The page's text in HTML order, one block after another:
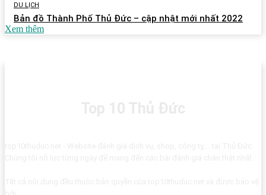
DU LỊCH
Bản đồ Thành Phố Thủ Đức – cập nhật mới nhất 2022
Xem thêm